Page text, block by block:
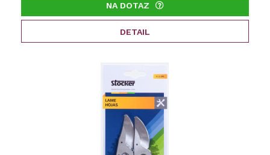
NA DOTAZ
DETAIL